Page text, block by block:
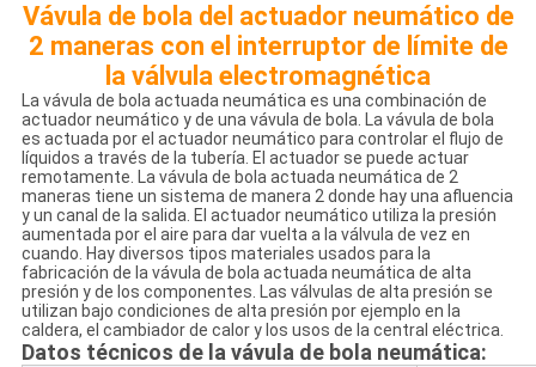
Vávula de bola del actuador neumático de
2 maneras con el interruptor de límite de
la válvula electromagnética
La vávula de bola actuada neumática es una combinación de
actuador neumático y de una vávula de bola. La vávula de bola
es actuada por el actuador neumático para controlar el flujo de
líquidos a través de la tubería. El actuador se puede actuar
remotamente. La vávula de bola actuada neumática de 2
maneras tiene un sistema de manera 2 donde hay una afluencia
y un canal de la salida. El actuador neumático utiliza la presión
aumentada por el aire para dar vuelta a la válvula de vez en
cuando. Hay diversos tipos materiales usados para la
fabricación de la vávula de bola actuada neumática de alta
presión y de los componentes. Las válvulas de alta presión se
utilizan bajo condiciones de alta presión por ejemplo en la
caldera, el cambiador de calor y los usos de la central eléctrica.
Datos técnicos de la vávula de bola neumática: